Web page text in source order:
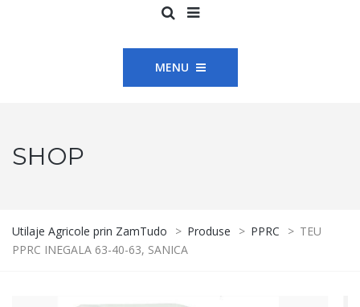
MENU
SHOP
Utilaje Agricole prin ZamTudo > Produse > PPRC > TEU
PPRC INEGALA 63-40-63, SANICA